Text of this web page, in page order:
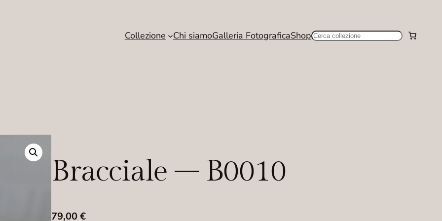
Collezione Chi siamoGalleria FotograficaShopCerca
Bracciale – B0010
79,00 €